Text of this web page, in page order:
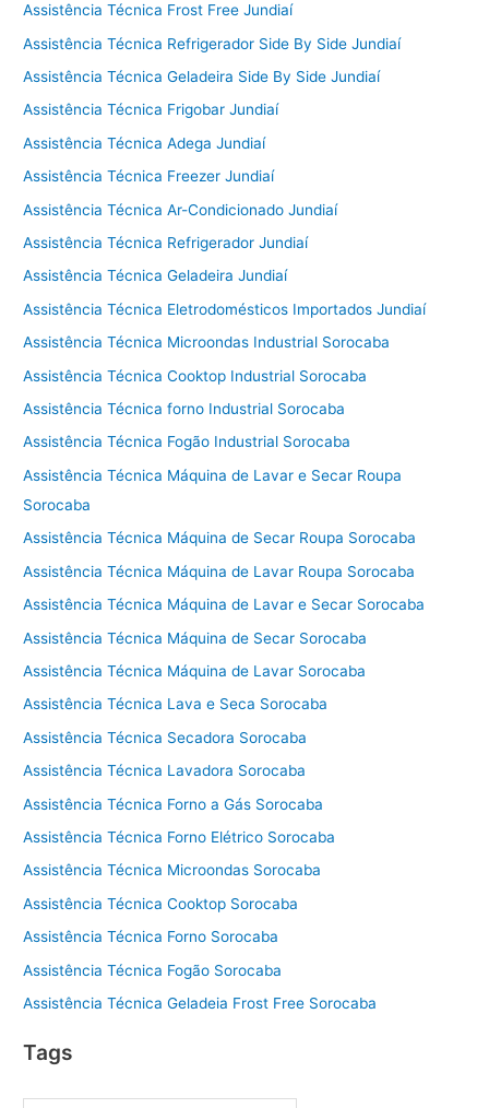
Assistência Técnica Frost Free Jundiaí
Assistência Técnica Refrigerador Side By Side Jundiaí
Assistência Técnica Geladeira Side By Side Jundiaí
Assistência Técnica Frigobar Jundiaí
Assistência Técnica Adega Jundiaí
Assistência Técnica Freezer Jundiaí
Assistência Técnica Ar-Condicionado Jundiaí
Assistência Técnica Refrigerador Jundiaí
Assistência Técnica Geladeira Jundiaí
Assistência Técnica Eletrodomésticos Importados Jundiaí
Assistência Técnica Microondas Industrial Sorocaba
Assistência Técnica Cooktop Industrial Sorocaba
Assistência Técnica forno Industrial Sorocaba
Assistência Técnica Fogão Industrial Sorocaba
Assistência Técnica Máquina de Lavar e Secar Roupa
Sorocaba
Assistência Técnica Máquina de Secar Roupa Sorocaba
Assistência Técnica Máquina de Lavar Roupa Sorocaba
Assistência Técnica Máquina de Lavar e Secar Sorocaba
Assistência Técnica Máquina de Secar Sorocaba
Assistência Técnica Máquina de Lavar Sorocaba
Assistência Técnica Lava e Seca Sorocaba
Assistência Técnica Secadora Sorocaba
Assistência Técnica Lavadora Sorocaba
Assistência Técnica Forno a Gás Sorocaba
Assistência Técnica Forno Elétrico Sorocaba
Assistência Técnica Microondas Sorocaba
Assistência Técnica Cooktop Sorocaba
Assistência Técnica Forno Sorocaba
Assistência Técnica Fogão Sorocaba
Assistência Técnica Geladeia Frost Free Sorocaba
Tags